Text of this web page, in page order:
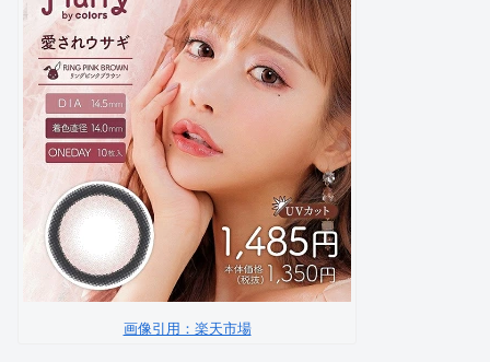
画像引用：楽天市場